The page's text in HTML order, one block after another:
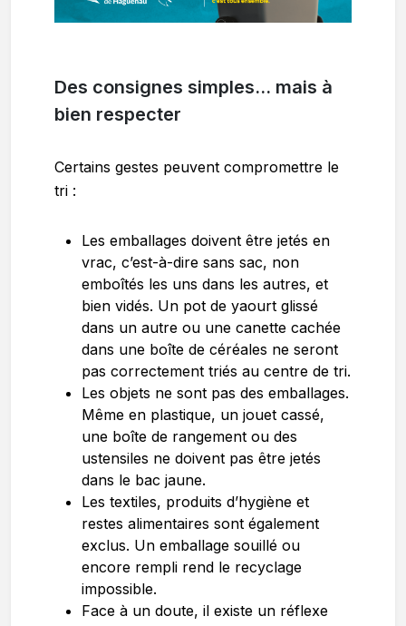
Des consignes simples… mais à
bien respecter
Certains gestes peuvent compromettre le
tri :
Les emballages doivent être jetés en
vrac, c’est-à-dire sans sac, non
emboîtés les uns dans les autres, et
bien vidés. Un pot de yaourt glissé
dans un autre ou une canette cachée
dans une boîte de céréales ne seront
pas correctement triés au centre de tri.
Les objets ne sont pas des emballages.
Même en plastique, un jouet cassé,
une boîte de rangement ou des
ustensiles ne doivent pas être jetés
dans le bac jaune.
Les textiles, produits d’hygiène et
restes alimentaires sont également
exclus. Un emballage souillé ou
encore rempli rend le recyclage
impossible.
Face à un doute, il existe un réflexe